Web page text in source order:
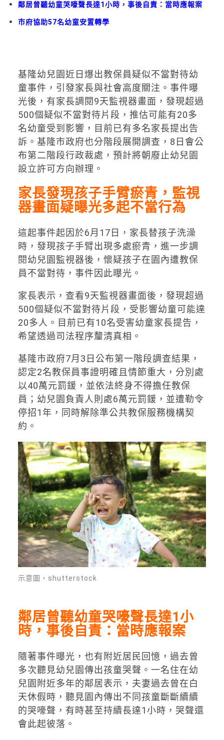
鄰居曾聽幼童哭嚎聲長達1小時，事後自責：當時應報案
市府協助57名幼童安置轉學
基隆幼兒園近日爆出教保員疑似不當對待幼
童事件，引發家長與社會高度關注。事件曝
光後，有家長調閱9天監視器畫面，發現超過
500個疑似不當對待片段，推估可能有20多
名幼童受到影響，目前已有多名家長提出告
訴。基隆市政府也分階段展開調查，8日會公
布第二階段行政裁處，預計將朝廢止幼兒園
設立許可方向辦理。
家長發現孩子手臂瘀青，監視
器畫面疑曝光多起不當行為
這起事件起因於6月17日，家長替孩子洗澡
時，發現孩子手臂出現多處瘀青，進一步調
閱幼兒園監視器後，懷疑孩子在園內遭教保
員不當對待，事件因此曝光。
家長表示，查看9天監視器畫面後，發現超過
500個疑似不當對待片段，受影響幼童可能達
20多人。目前已有10名受害幼童家長提告，
希望透過司法程序釐清真相。
基隆市政府7月3日公布第一階段調查結果，
認定2名教保員事證明確且情節重大，分別處
以40萬元罰鍰，並依法終身不得擔任教保
員；幼兒園負責人則處6萬元罰鍰，並遭勒令
停招1年，同時解除準公共教保服務機構契
約。
示意圖，shutterstock
鄰居曾聽幼童哭嚎聲長達1小
時，事後自責：當時應報案
隨著事件曝光，也有附近居民回憶，過去曾
多次聽見幼兒園傳出孩童哭聲。一名住在幼
兒園附近多年的鄰居表示，夫妻過去曾在白
天休假時，聽見園內傳出不同孩童斷斷續續
的哭嚎聲，有時甚至持續長達1小時，哭聲還
會此起彼落。